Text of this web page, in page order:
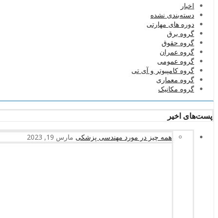
اخبار
دسته‌بندی نشده
دوره های مهارتی
گروه برق
گروه حقوق
گروه عمران
گروه عمومی
گروه کامپیوتر و آی تی
گروه معماری
گروه مکانیک
پست‌های اخیر
همه چیز در مورد مهندسی پزشکی مارس 19, 2023